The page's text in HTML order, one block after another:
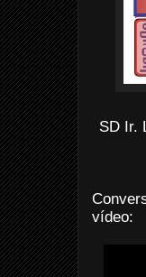
SD Ir.
vídeo: